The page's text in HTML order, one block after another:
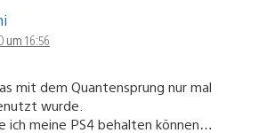
um 16:56
mit dem Quantensprung nur mal
wurde.
ich meine PS4 behalten können…